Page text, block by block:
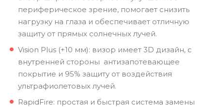
периферическое зрение, помогает снизить
нагрузку на глаза и обеспечивает отличную
защиту от прямых солнечных лучей.
Vision Plus (+10 мм): визор имеет 3D дизайн, с
внутренней стороны антизапотевающее
покрытие и 95% защиту от воздействия
ультрафиолетовых лучей.
RapidFire: простая и быстрая система замены